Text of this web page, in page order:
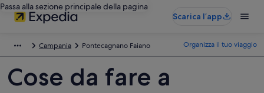
Passa alla sezione principale della pagina
Scarica l’app
Campania Pontecagnano Faiano Organizza il tuo viaggio
Cose da fare a